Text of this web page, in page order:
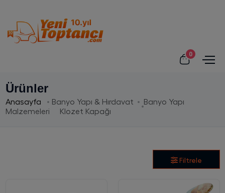
0
Ürünler
Anasayfa Banyo Yapı & Hırdavat
Banyo Yapı
Malzemeleri
Klozet Kapağı
Filtrele